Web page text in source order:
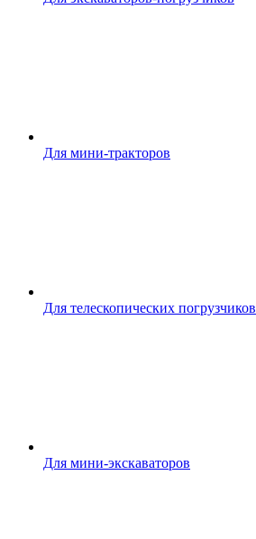
Для мини-тракторов
Для телескопических погрузчиков
Для мини-экскаваторов